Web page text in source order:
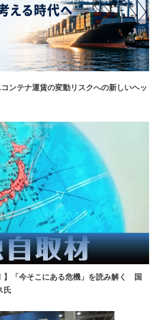
ンテナ運賃の変動リスクへの新しいヘッ
】「今そこにある危機」を読み解く 国
氏